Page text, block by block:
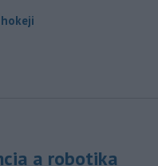
hokeji
a robotika